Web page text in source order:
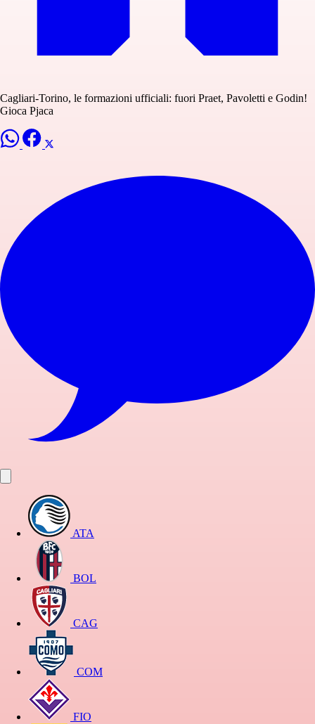
Cagliari-Torino, le formazioni ufficiali: fuori Praet, Pavoletti e Godin!
Gioca Pjaca
ATA
BOL
CAG
COM
FIO